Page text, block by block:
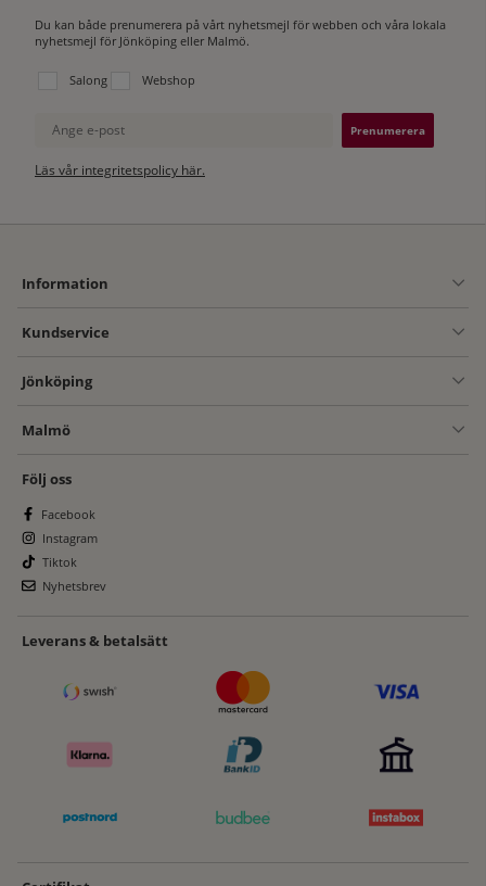
Du kan både prenumerera på vårt nyhetsmejl för webben och våra lokala
nyhetsmejl för Jönköping eller Malmö.
Välj vilken lista du vill prenumerera på:
Salong Webshop
Ange e-post
Läs vår integritetspolicy här.
Information
Kundservice
Jönköping
Malmö
Följ oss
Facebook
Instagram
Tiktok
Nyhetsbrev
Leverans & betalsätt